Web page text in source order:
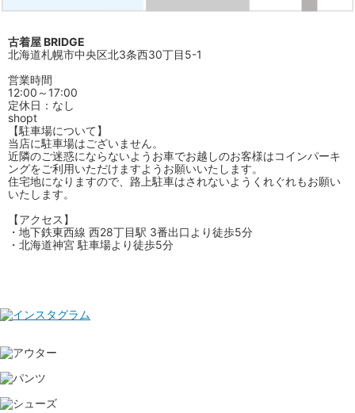
古着屋 BRIDGE
北海道札幌市中央区北3条西30丁目5-1
営業時間
12:00～17:00
定休日：なし
shopt
【駐車場について】
当店に駐車場はございません。
近隣のご迷惑にならないようお車でお越しのお客様はコインパーキ
ングをご利用いただけますようお願いいたします。
住宅地になりますので、路上駐車はされないようくれぐれもお願い
いたします。
【アクセス】
・地下鉄東西線 西28丁目駅 3番出口より徒歩5分
・北海道神宮 駐車場より徒歩5分